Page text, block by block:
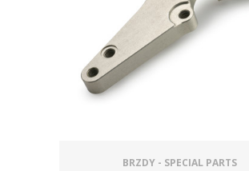
BRZDY - SPECIAL PARTS